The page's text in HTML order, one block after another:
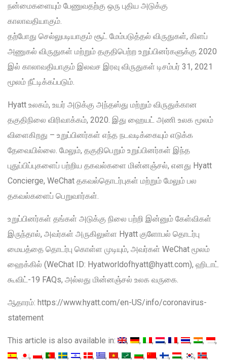
நன்மைகளையும் பேணுவதற்கு ஒரு புதிய அடுக்கு
காலாவதியாகும்.
தற்போது செல்லுபடியாகும் சூட் மேம்படுத்தல் விருதுகள், கிளப்
அணுகல் விருதுகள் மற்றும் தகுதிபெற்ற உறுப்பினர்களுக்கு 2020
இல் காலாவதியாகும் இலவச இரவு விருதுகள் டிசம்பர் 31, 2021
மூலம் நீட்டிக்கப்படும்.
Hyatt உலகம், உயர் அடுக்கு அந்தஸ்து மற்றும் விருதுக்கான
தகுதிநிலை விரிவாக்கம், 2020. இது ஹையட் அணி உலக மூலம்
விளைகிறது – உறுப்பினர்கள் எந்த நடவடிக்கையும் எடுக்க
தேவையில்லை. மேலும், தகுதிபெறும் உறுப்பினர்கள் இந்த
புதுப்பிப்புகளைப் பற்றிய தகவல்களை மின்னஞ்சல், எனது Hyatt
Concierge, WeChat தகவல்தொடர்புகள் மற்றும் மேலும் பல
தகவல்களைப் பெறுவார்கள்.
உறுப்பினர்கள் தங்கள் அடுக்கு நிலை பற்றி இன்னும் கேள்விகள்
இருந்தால், அவர்கள் அருகிலுள்ள Hyatt குளோபல் தொடர்பு
மையத்தை தொடர்பு கொள்ள முடியும், அவர்கள் WeChat மூலம்
ஹைக்கில் (WeChat ID: Hyatworldofhyatt@hyatt.com), ஹிடாட்
கூவிட்-19 FAQs, அல்லது மின்னஞ்சல் உலக வருகை.
ஆதாரம்: https://www.hyatt.com/en-US/info/coronavirus-
statement
This article is also available in: